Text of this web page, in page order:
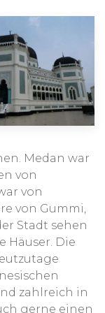
diese
können
schönen
Ritual auf
für Sie
ein (Opfer-)
oder
Wir sorgen
was passiert,
sollen und
So
den Sie
viel
und
Medan war
von
von
von Gummi,
Stadt sehen
Häuser. Die
zahlreich in
gerne einen